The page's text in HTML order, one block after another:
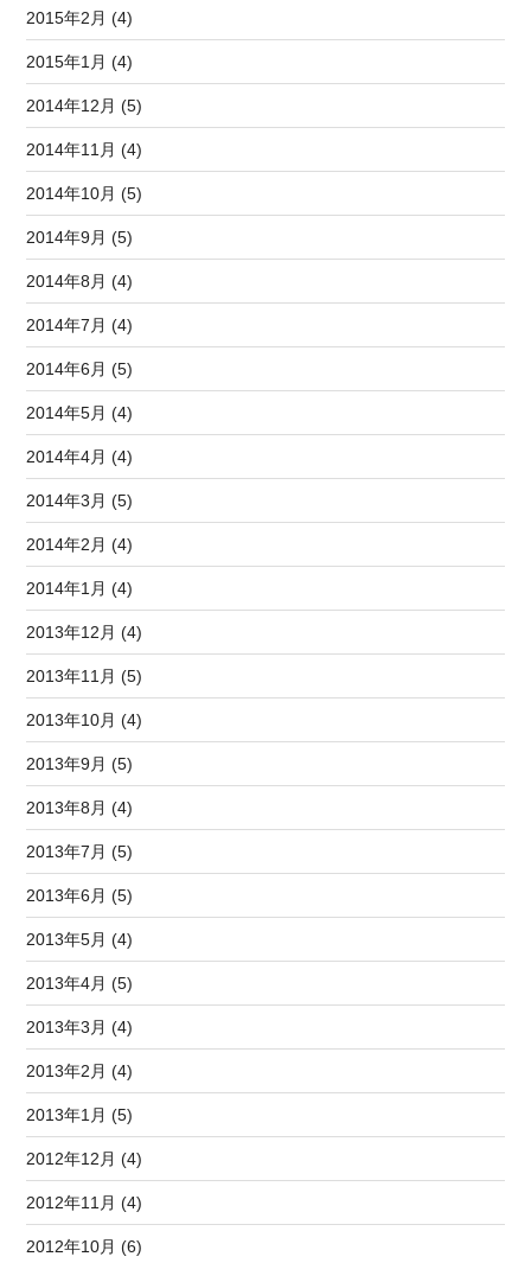
2015年2月 (4)
2015年1月 (4)
2014年12月 (5)
2014年11月 (4)
2014年10月 (5)
2014年9月 (5)
2014年8月 (4)
2014年7月 (4)
2014年6月 (5)
2014年5月 (4)
2014年4月 (4)
2014年3月 (5)
2014年2月 (4)
2014年1月 (4)
2013年12月 (4)
2013年11月 (5)
2013年10月 (4)
2013年9月 (5)
2013年8月 (4)
2013年7月 (5)
2013年6月 (5)
2013年5月 (4)
2013年4月 (5)
2013年3月 (4)
2013年2月 (4)
2013年1月 (5)
2012年12月 (4)
2012年11月 (4)
2012年10月 (6)